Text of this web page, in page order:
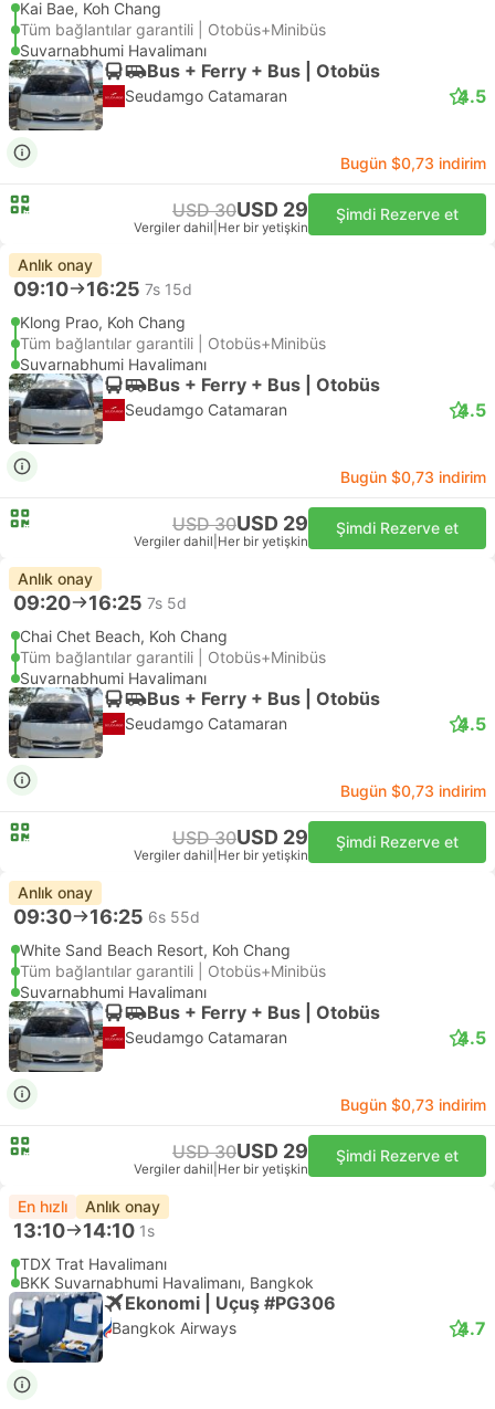
Kai Bae, Koh Chang
Tüm bağlantılar garantili | Otobüs+Minibüs
Suvarnabhumi Havalimanı
Bus + Ferry + Bus | Otobüs
Seudamgo Catamaran 4.5
Bugün $0,73 indirim
USD 30USD 29
Vergiler dahil Her bir yetişkin
Şimdi Rezerve et
Anlık onay
09:10 16:25 7s 15d
Klong Prao, Koh Chang
Tüm bağlantılar garantili | Otobüs+Minibüs
Suvarnabhumi Havalimanı
Bus + Ferry + Bus | Otobüs
Seudamgo Catamaran 4.5
Bugün $0,73 indirim
USD 30USD 29
Vergiler dahil Her bir yetişkin
Şimdi Rezerve et
Anlık onay
09:20 16:25 7s 5d
Chai Chet Beach, Koh Chang
Tüm bağlantılar garantili | Otobüs+Minibüs
Suvarnabhumi Havalimanı
Bus + Ferry + Bus | Otobüs
Seudamgo Catamaran 4.5
Bugün $0,73 indirim
USD 30USD 29
Vergiler dahil Her bir yetişkin
Şimdi Rezerve et
Anlık onay
09:30 16:25 6s 55d
White Sand Beach Resort, Koh Chang
Tüm bağlantılar garantili | Otobüs+Minibüs
Suvarnabhumi Havalimanı
Bus + Ferry + Bus | Otobüs
Seudamgo Catamaran 4.5
Bugün $0,73 indirim
USD 30USD 29
Vergiler dahil Her bir yetişkin
Şimdi Rezerve et
En hızlı Anlık onay
13:10 14:10 1s
TDX Trat Havalimanı
BKK Suvarnabhumi Havalimanı, Bangkok
Ekonomi | Uçuş #PG306
Bangkok Airways 4.7